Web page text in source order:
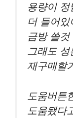
용량이
더 들어있
금방 쓸것
그래도 성
재구매할
도움버튼
도움됐다